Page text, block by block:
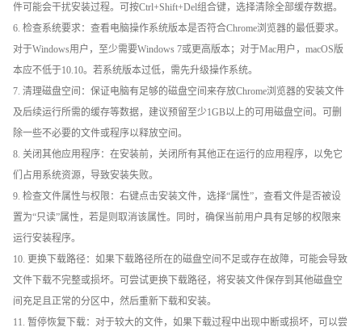
件可能会干扰安装过程。可按Ctrl+Shift+Del组合键，选择清除全部缓存数据。
6. 检查系统要求：查看电脑操作系统版本是否符合Chrome浏览器的最低要求。
对于Windows用户，至少需要Windows 7或更高版本；对于Mac用户，macOS版
本应不低于10.10。若系统版本过低，需先升级操作系统。
7. 清理磁盘空间：保证电脑有足够的磁盘空间来存放Chrome浏览器的安装文件
及后续运行所需的缓存等数据，建议预留至少1GB以上的可用磁盘空间。可删
除一些不必要的文件或程序以释放空间。
8. 关闭其他应用程序：在安装前，关闭所有其他正在运行的应用程序，以免它
们占用系统资源，导致安装失败。
9. 检查文件属性与权限：右键点击安装文件，选择“属性”，查看文件是否被设
置为“只读”属性，若是则取消该属性。同时，确保当前用户具有足够的权限来
运行安装程序。
10. 更换下载路径：如果下载路径所在的磁盘空间不足或存在故障，可能会导致
文件下载不完整或损坏。可尝试更换下载路径，将安装文件保存到其他磁盘空
间充足且正常的分区中，然后重新下载和安装。
11. 暂停恢复下载：对于较大的文件，如果下载过程中出现中断或损坏，可以尝